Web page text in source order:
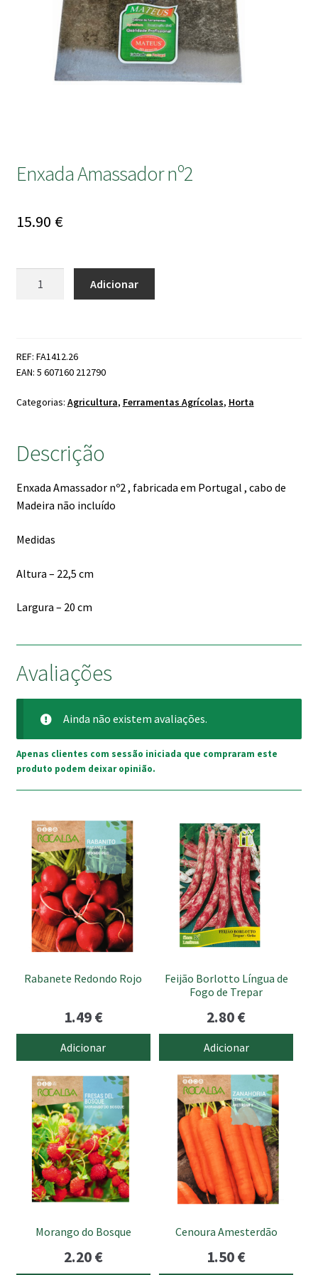
Enxada Amassador nº2
15.90 €
Adicionar
REF: FA1412.26
EAN: 5 607160 212790
Categorias: Agricultura, Ferramentas Agrícolas, Horta
Descrição
Enxada Amassador nº2 , fabricada em Portugal , cabo de
Madeira não incluído
Medidas
Altura – 22,5 cm
Largura – 20 cm
Avaliações
Ainda não existem avaliações.
Apenas clientes com sessão iniciada que compraram este
produto podem deixar opinião.
Rabanete Redondo Rojo
1.49€
Adicionar
Feijão Borlotto Língua de
Fogo de Trepar
2.80€
Adicionar
Morango do Bosque
2.20€
Cenoura Amesterdão
1.50€